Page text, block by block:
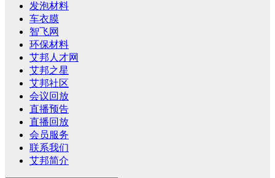
发泡材料
车衣膜
智飞网
环保材料
艾邦人才网
艾邦之星
艾邦社区
会议回放
直播预告
直播回放
会员服务
联系我们
艾邦简介